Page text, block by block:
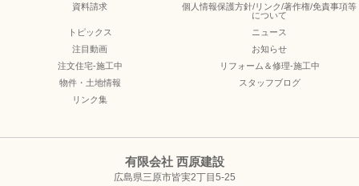
資料請求
個人情報保護方針/リンク/著作権/免責事項等
について
トピックス
ニュース
注目動画
お知らせ
注文住宅-施工中
リフォーム＆修理-施工中
物件・土地情報
スタッフブログ
リンク集
有限会社 西原建設
広島県三原市皆実2丁目5-25